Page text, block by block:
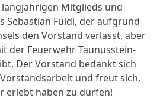
Mitglieds und
Sebastian Fuidl, der aufgrund
den Vorstand verlässt, aber
der Feuerwehr Taunusstein-
Der Vorstand bedankt sich
und freut sich,
erlebt haben zu dürfen!